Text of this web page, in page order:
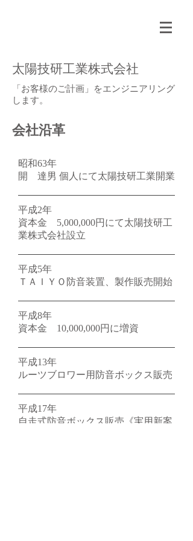
太陽技研工業株式会社
「お客様のご計画」をエンジニアリング
します。
​会社沿革
昭和63年
開 達男 個人にて太陽技研工業開業
平成2年
資本金 5,000,000円にて太陽技研工
業株式会社設立
平成5年
ＴＡＩＹＯ防音装置、製作販売開始
平成8年
資本金 10,000,000円に増資
平成13年
ルーツブロワー用防音ボックス販売
平成17年
自走式防音ボックス販売《実用新案